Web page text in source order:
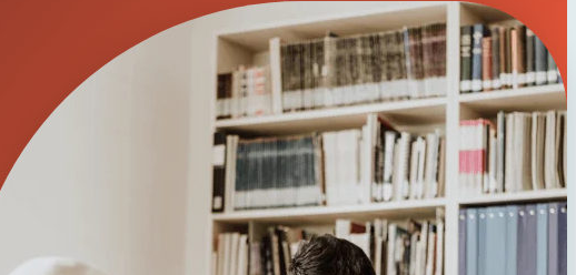
פנו אלינו ותיצרו איתנו קשר
יצירת קשר